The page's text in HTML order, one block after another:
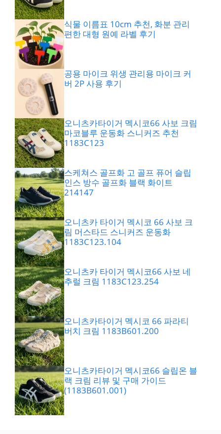
식물 이름표 10cm 추천, 화분 관리
편한 대형 원예 라벨 후기
공용 마이크 위생 관리용 마이크 커
버 2P 사용 후기
오니츠카타이거 멕시코66 사보 크림
마코블루 운동화 스니커즈 추천
1183C123
스케쳐스 골프화 고 골프 퓨어 슬립
인스 방수 골프화 블랙 화이트
214147
오니츠카 타이거 멕시코 66 사보 크
림 머스타드 스니커즈 운동화
1183C123.104
오니츠카 타이거 멕시코66 사보 네
추럴 크림 1183C123.254
오니츠카타이거 멕시코 66 파라티
버치 크림 1183B601.200
오니츠카타이거 멕시코66 슬립온 블
랙 크림 리뷰 및 구매 가이드
(1183B601.001)